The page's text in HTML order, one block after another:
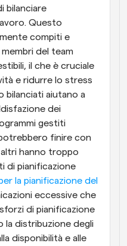
bilanciare
Questo
compiti e
del team
il che è cruciale
e ridurre lo stress
bilanciati aiutano a
dei
gestiti
finire con
hanno troppo
di pianificazione
la pianificazione del
eccessive che
di pianificazione
la distribuzione degli
disponibilità e alle